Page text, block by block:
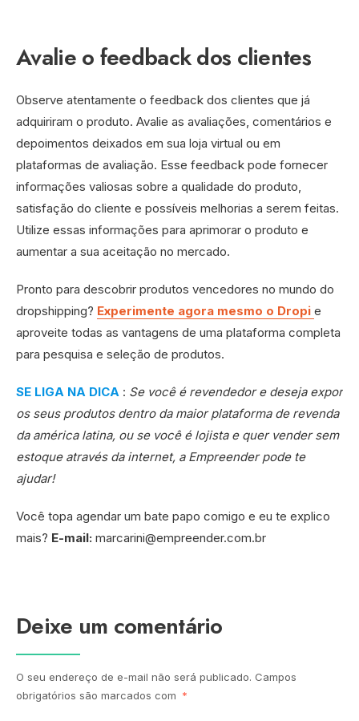
Avalie o feedback dos clientes
Observe atentamente o feedback dos clientes que já
adquiriram o produto. Avalie as avaliações, comentários e
depoimentos deixados em sua loja virtual ou em
plataformas de avaliação. Esse feedback pode fornecer
informações valiosas sobre a qualidade do produto,
satisfação do cliente e possíveis melhorias a serem feitas.
Utilize essas informações para aprimorar o produto e
aumentar a sua aceitação no mercado.
Pronto para descobrir produtos vencedores no mundo do
dropshipping? Experimente agora mesmo o Dropi e
aproveite todas as vantagens de uma plataforma completa
para pesquisa e seleção de produtos.
SE LIGA NA DICA : Se você é revendedor e deseja expor
os seus produtos dentro da maior plataforma de revenda
da américa latina, ou se você é lojista e quer vender sem
estoque através da internet, a Empreender pode te
ajudar!
Você topa agendar um bate papo comigo e eu te explico
mais? E-mail: marcarini@empreender.com.br
Deixe um comentário
O seu endereço de e-mail não será publicado. Campos
obrigatórios são marcados com *